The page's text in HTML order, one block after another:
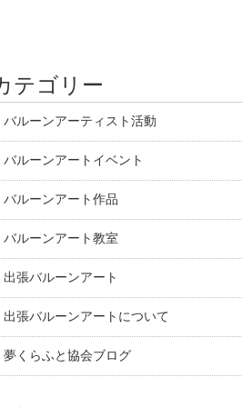
テゴリー
バルーンアーティスト活動
バルーンアートイベント
バルーンアート作品
バルーンアート教室
出張バルーンアート
出張バルーンアートについて
夢くらふと協会ブログ